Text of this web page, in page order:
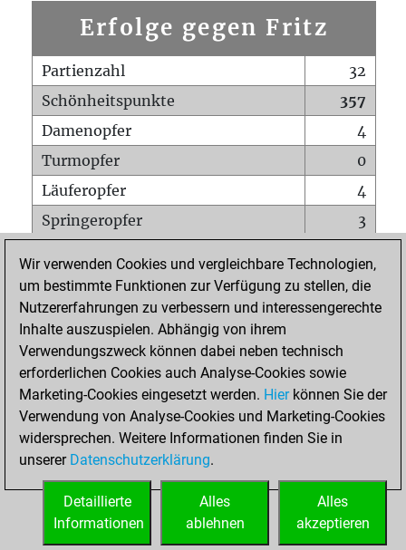
Erfolge gegen Fritz
Partienzahl
32
Schönheitspunkte
357
Damenopfer
4
Turmopfer
0
Läuferopfer
4
Springeropfer
3
Matt auf vollem Brett
0
Bauer setzt Matt
0
Erstickte Matts
Unterverwandlungen
Türme auf der siebten
0
STARTSEITE
Wir verwenden Cookies und vergleichbare Technologien,
um bestimmte Funktionen zur Verfügung zu stellen, die
Nutzererfahrungen zu verbessern und interessengerechte
Inhalte auszuspielen. Abhängig von ihrem
Verwendungszweck können dabei neben technisch
erforderlichen Cookies auch Analyse-Cookies sowie
Marketing-Cookies eingesetzt werden. Hierkönnen Sie der
Verwendung von Analyse-Cookies und Marketing-Cookies
widersprechen. Weitere Informationen finden Sie in
unserer Datenschutzerklärung.
Alles
akzeptieren
Alles
ablehnen
Detaillierte
Informationen